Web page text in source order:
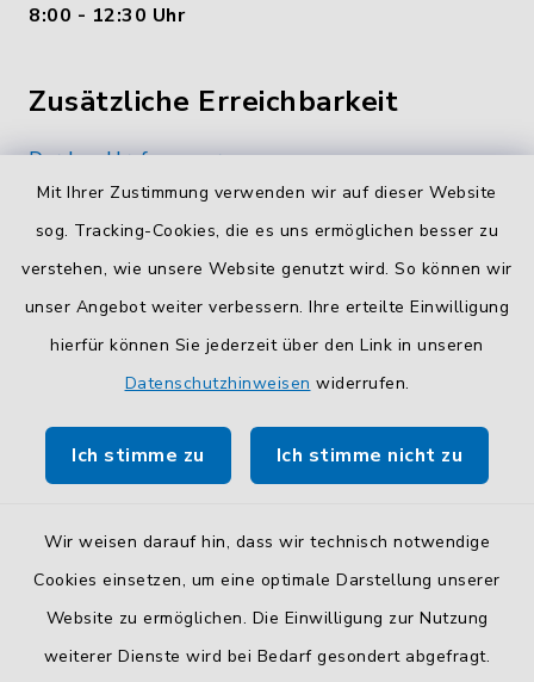
Mit Ihrer Zustimmung verwenden wir auf dieser Website
sog. Tracking-Cookies, die es uns ermöglichen besser zu
verstehen, wie unsere Website genutzt wird. So können wir
unser Angebot weiter verbessern. Ihre erteilte Einwilligung
hierfür können Sie jederzeit über den Link in unseren
Datenschutzhinweisen widerrufen.
Ich stimme zu Ich stimme nicht zu
Wir weisen darauf hin, dass wir technisch notwendige
Cookies einsetzen, um eine optimale Darstellung unserer
Website zu ermöglichen. Die Einwilligung zur Nutzung
weiterer Dienste wird bei Bedarf gesondert abgefragt.
8:00 - 12:30 Uhr
Zusätzliche Erreichbarkeit
Durchwahlrufnummern
Die Durchwahlrufnummern unserer Mitarbeiterinnen
und Mitarbeiter finden Siehier.
Kontaktformular
SicheresKontaktformularmit BayernID verwenden.
So finden Sie uns.